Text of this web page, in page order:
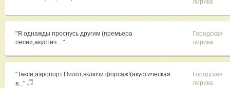
лирика
"Я однажды проснусь другим (премьера
песни,акустич...."
Городская
лирика
"Такси,аэропорт.Пилот,включи форсаж!(акустическая
в..."
Городская
лирика